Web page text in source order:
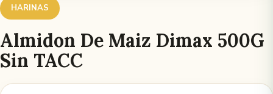
HARINAS
Almidon De Maiz Dimax 500G
Sin TACC